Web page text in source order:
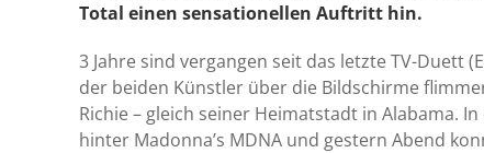
Total einen sensationellen Auftritt hin.
3 Jahre sind vergangen seit das letzte TV-Duett
der beiden Künstler über die Bildschirme
Richie – gleich seiner Heimatstadt in Alabama.
hinter Madonna’s MDNA und gestern Abend